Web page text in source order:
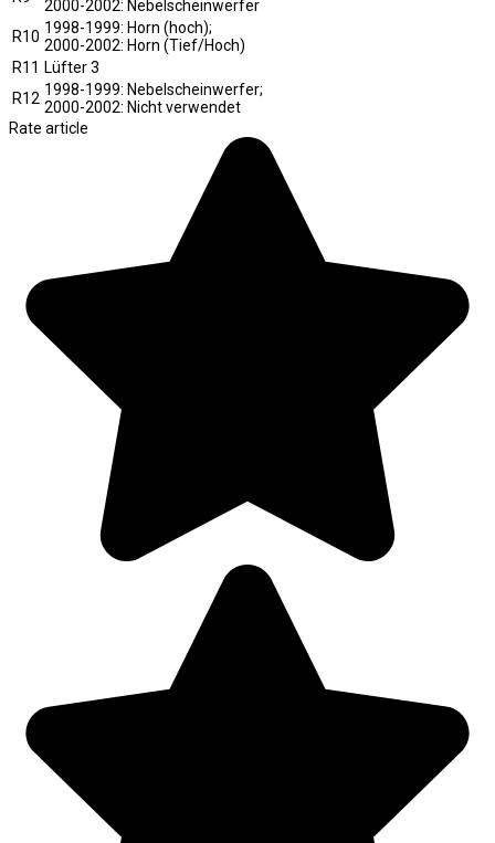
2000-2002: Nebelscheinwerfer
R10 1998-1999: Horn (hoch);
2000-2002: Horn (Tief/Hoch)
R11 Lüfter 3
R12 1998-1999: Nebelscheinwerfer;
2000-2002: Nicht verwendet
Rate article